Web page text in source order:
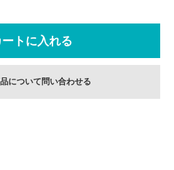
について問い合わせる